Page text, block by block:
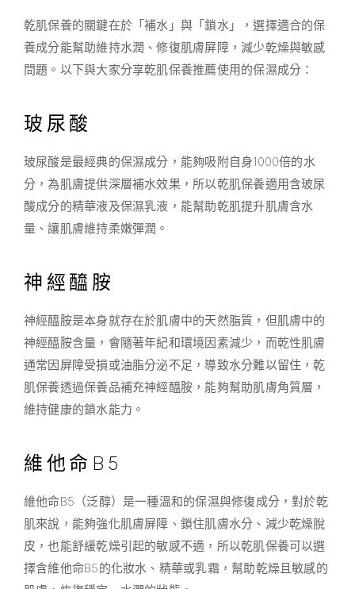
乾肌保養的關鍵在於「補水」與「鎖水」，選擇適合的保
養成分能幫助維持水潤、修復肌膚屏障，減少乾燥與敏感
問題。以下與大家分享乾肌保養推薦使用的保濕成分：
玻尿酸
玻尿酸是最經典的保濕成分，能夠吸附自身1000倍的水
分，為肌膚提供深層補水效果，所以乾肌保養適用含玻尿
酸成分的精華液及保濕乳液，能幫助乾肌提升肌膚含水
量、讓肌膚維持柔嫩彈潤。
神經醯胺
神經醯胺是本身就存在於肌膚中的天然脂質，但肌膚中的
神經醯胺含量，會隨著年紀和環境因素減少，而乾性肌膚
通常因屏障受損或油脂分泌不足，導致水分難以留住，乾
肌保養透過保養品補充神經醯胺，能夠幫助肌膚角質層，
維持健康的鎖水能力。
維他命B5
維他命B5（泛醇）是一種溫和的保濕與修復成分，對於乾
肌來說，能夠強化肌膚屏障、鎖住肌膚水分、減少乾燥脫
皮，也能舒緩乾燥引起的敏感不適，所以乾肌保養可以選
擇含維他命B5的化妝水、精華或乳霜，幫助乾燥且敏感的